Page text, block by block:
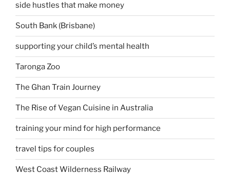
side hustles that make money
South Bank (Brisbane)
supporting your child’s mental health
Taronga Zoo
The Ghan Train Journey
The Rise of Vegan Cuisine in Australia
training your mind for high performance
travel tips for couples
West Coast Wilderness Railway